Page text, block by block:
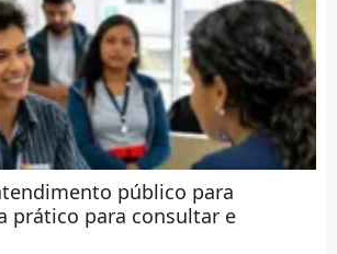
público para
prático para consultar e